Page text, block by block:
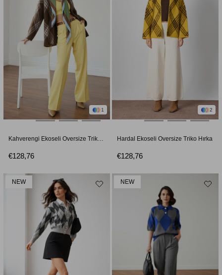
1
Kahverengi Ekoseli Oversize Triko Hırka
€128,76
2
Hardal Ekoseli Oversize Triko Hırka
€128,76
NEW NEW